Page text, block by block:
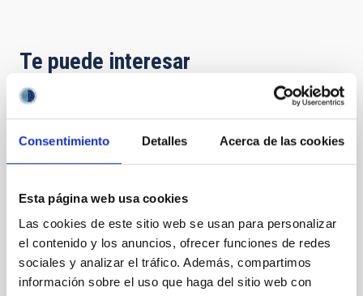
Consentimiento Detalles Acerca de las cookies
Esta página web usa cookies
Las cookies de este sitio web se usan para personalizar
el contenido y los anuncios, ofrecer funciones de redes
sociales y analizar el tráfico. Además, compartimos
información sobre el uso que haga del sitio web con
Te puede interesar
Simulación Numérica de Procesos
Astrofísicos
investigación física y en la técnica desde hace
décadas. El crecimiento vertiginoso de las
capacidades informáticas junto con el avance
notable de la matemática numérica ha hecho
accesible a los centros de investigación de tamaño
medio